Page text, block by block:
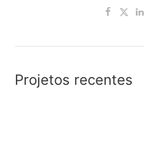
Projetos recentes